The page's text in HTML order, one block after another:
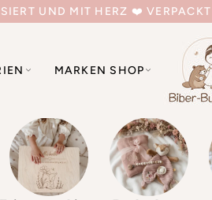
UND MIT HERZ ❤️ VERPACKT
MARKEN SHOP